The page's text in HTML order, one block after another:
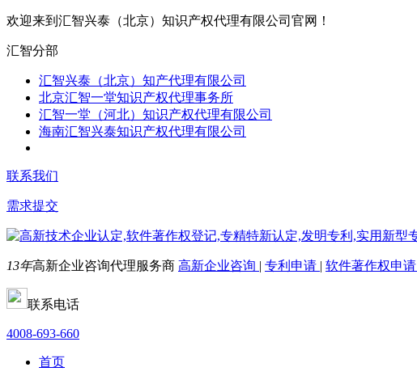
欢迎来到汇智兴泰（北京）知识产权代理有限公司官网！
汇智分部
汇智兴泰（北京）知产代理有限公司
北京汇智一堂知识产权代理事务所
汇智一堂（河北）知识产权代理有限公司
海南汇智兴泰知识产权代理有限公司
联系我们
需求提交
13年高新企业咨询代理服务商 高新企业咨询 | 专利申请 | 软件著作权申请
联系电话
4008-693-660
首页